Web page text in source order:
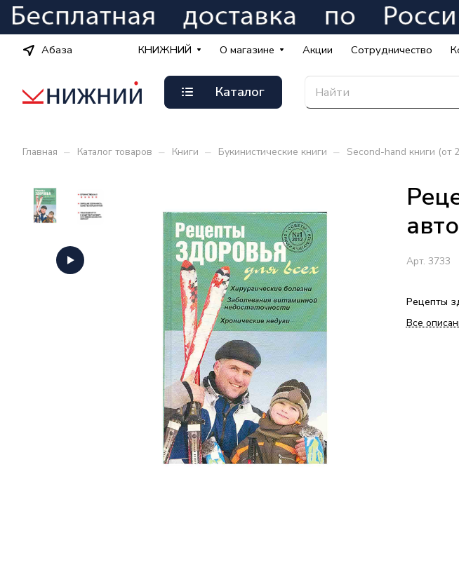
Абаза КНИЖНИЙ О магазине Акции Сотрудничество
Каталог
Главная – Каталог товаров – Книги – Букинистические книги – Second-hand книги (от
Арт. 3733
Рецепты
Все